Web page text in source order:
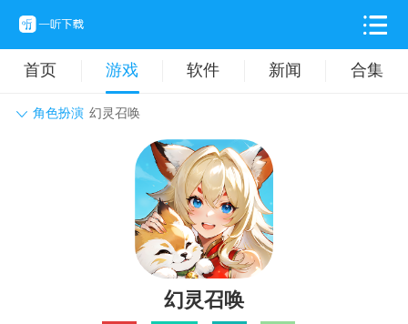
首页 游戏 软件 新闻 合集
角色扮演 幻灵召唤
动作格斗 休闲益智
卡牌对战 音乐舞蹈
挂机养成
幻灵召唤